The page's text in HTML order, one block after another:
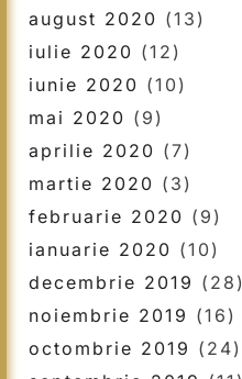
august 2020 (13)
iulie 2020 (12)
iunie 2020 (10)
mai 2020 (9)
aprilie 2020 (7)
martie 2020 (3)
februarie 2020 (9)
ianuarie 2020 (10)
decembrie 2019 (28)
noiembrie 2019 (16)
octombrie 2019 (24)